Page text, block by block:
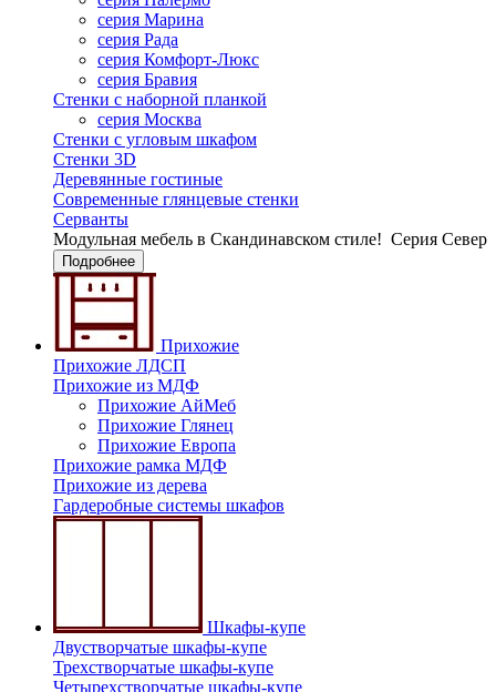
серия Марина
серия Рада
серия Комфорт-Люкс
серия Бравия
Стенки с наборной планкой
серия Москва
Стенки с угловым шкафом
Стенки 3D
Деревянные гостиные
Современные глянцевые стенки
Серванты
Модульная мебель в Скандинавском стиле! Серия Север
Подробнее
Прихожие
Прихожие ЛДСП
Прихожие из МДФ
Прихожие АйМеб
Прихожие Глянец
Прихожие Европа
Прихожие рамка МДФ
Прихожие из дерева
Гардеробные системы шкафов
Шкафы-купе
Двустворчатые шкафы-купе
Трехстворчатые шкафы-купе
Четырехстворчатые шкафы-купе